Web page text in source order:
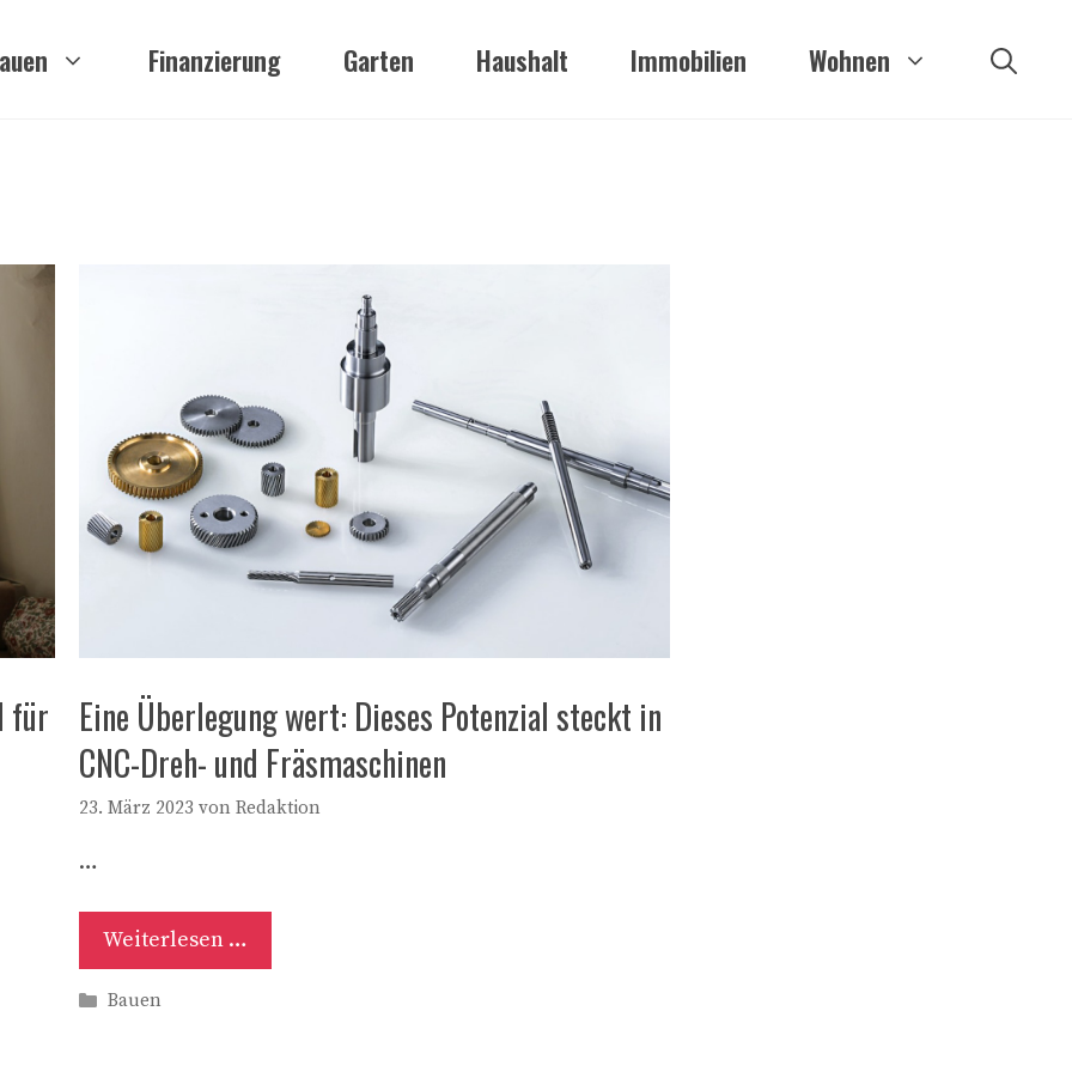
Finanzierung Garten Haushalt Immobilien Wohnen
für
Eine Überlegung wert: Dieses Potenzial steckt in
CNC-Dreh- und Fräsmaschinen
23. März 2023 von Redaktion
…
Weiterlesen …
Kategorien
Bauen